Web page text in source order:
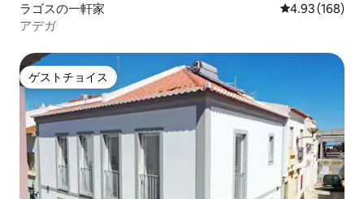
ラゴスの一軒家 レビュー168
4.93 (168)
アデガ
ゲストチョイス
ゲストチョイス